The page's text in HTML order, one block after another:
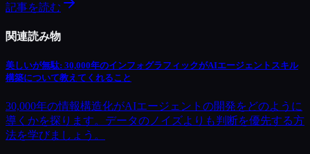
記事を読む
関連読み物
美しいが無駄: 30,000年のインフォグラフィックがAIエージェントスキル
構築について教えてくれること
30,000年の情報構造化がAIエージェントの開発をどのように
導くかを探ります。データのノイズよりも判断を優先する方
法を学びましょう。